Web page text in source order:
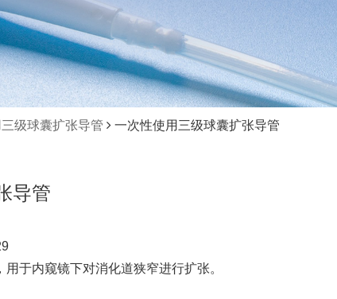
级球囊扩张导管 一次性使用三级球囊扩张导管
导管
于内窥镜下对消化道狭窄进行扩张。